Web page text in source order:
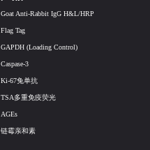
Goat Anti-Rabbit IgG H&L/HRP
Flag Tag
GAPDH (Loading Control)
Caspase-3
Ki-67兔单抗
TSA多重免疫荧光
AGEs
链霉亲和素